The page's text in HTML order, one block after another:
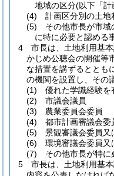
地域の区分(以下「計
(4)
計画区分別の土地
(5)
その他市長が市
に特に必要と認める
4
市長は、土地利用基
かじめ公聴会の開催等
な措置を講ずるととも
の機関を設置し、その
(1)
優れた学識経験を
(2)
市議会議員
(3)
農業委員会委員
(4)
都市計画審議会委
(5)
景観審議会委員又
(6)
環境審議会委員又
(7)
その他市長が特
5
市長は、土地利用基